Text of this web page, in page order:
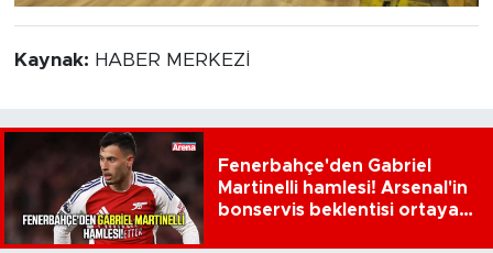
Kaynak: HABER MERKEZİ
Fenerbahçe'den Gabriel
Martinelli hamlesi! Arsenal'in
bonservis beklentisi ortaya